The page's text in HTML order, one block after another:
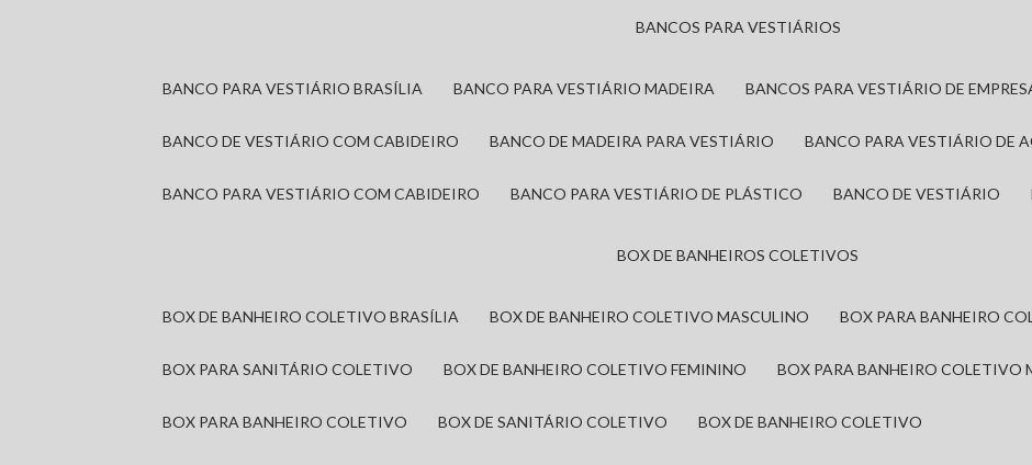
BANCOS PARA VESTIÁRIOS
BANCO PARA VESTIÁRIO BRASÍLIA BANCO PARA VESTIÁRIO MADEIRA BANCOS PARA VESTIÁRIO DE
BANCO DE VESTIÁRIO COM CABIDEIRO BANCO DE MADEIRA PARA VESTIÁRIO BANCO PARA VESTIÁRIO DE
BANCO PARA VESTIÁRIO COM CABIDEIRO BANCO PARA VESTIÁRIO DE PLÁSTICO BANCO DE VESTIÁRIO
BOX DE BANHEIROS COLETIVOS
BOX DE BANHEIRO COLETIVO BRASÍLIA BOX DE BANHEIRO COLETIVO MASCULINO BOX PARA BANHEIRO
BOX PARA SANITÁRIO COLETIVO BOX DE BANHEIRO COLETIVO FEMININO BOX PARA BANHEIRO COLETIVO
BOX PARA BANHEIRO COLETIVO BOX DE SANITÁRIO COLETIVO BOX DE BANHEIRO COLETIVO